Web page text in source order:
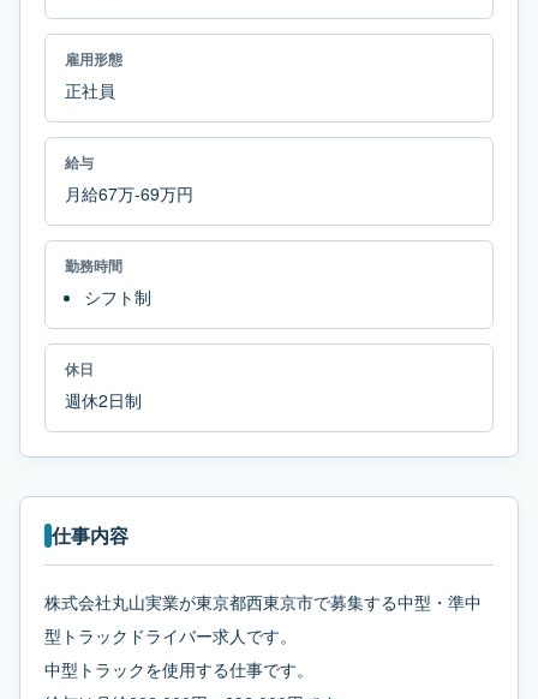
雇用形態
正社員
給与
月給67万-69万円
勤務時間
シフト制
休日
週休2日制
仕事内容
株式会社丸山実業が東京都西東京市で募集する中型・準中
型トラックドライバー求人です。
中型トラックを使用する仕事です。